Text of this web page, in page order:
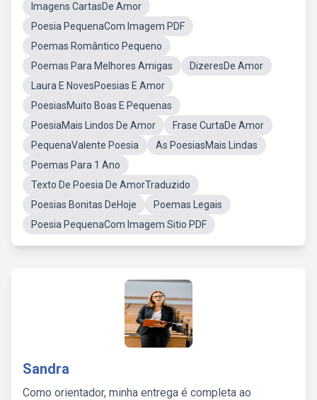
Imagens CartasDe Amor
Poesia PequenaCom Imagem PDF
Poemas Romântico Pequeno
Poemas Para Melhores Amigas
DizeresDe Amor
Laura E NovesPoesias E Amor
PoesiasMuito Boas E Pequenas
PoesiaMais Lindos De Amor
Frase CurtaDe Amor
PequenaValente Poesia
As PoesiasMais Lindas
Poemas Para 1 Ano
Texto De Poesia De AmorTraduzido
Poesias Bonitas DeHoje
Poemas Legais
Poesia PequenaCom Imagem Sitio PDF
Sandra
Como orientador, minha entrega é completa ao